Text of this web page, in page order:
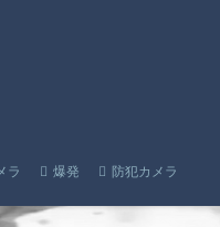
ラ 爆発 防犯カメラ